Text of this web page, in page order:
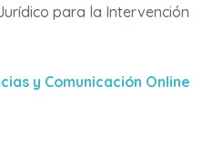
para la Intervención
y Comunicación Online